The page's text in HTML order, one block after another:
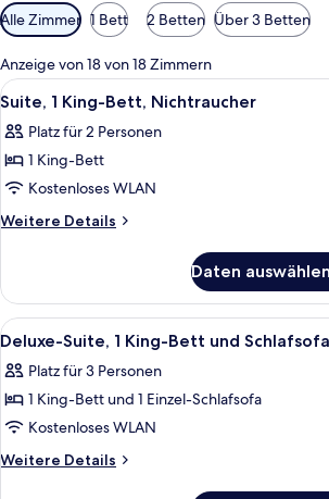
Verfügbare
Filter
für
Zimmer
Alle Zimmer 1 Bett 2 Betten Über 3 Betten
Anzeige von 18 von 18 Zimmern
Alle
Fotos
für
Suite,
1 King-
Bett,
Ein
9
Suite, 1 King-Bett, Nichtraucher
Platz für 2 Personen
1 King-Bett
Kostenloses WLAN
Weitere Details
Weitere
1 King-
Bett,
Nichtraucher
Daten
Alle
Fotos
für
Deluxe-
Suite,
1 King-
Ein
11
Deluxe-Suite, 1 King-Bett und Schlafsofa
Platz für 3 Personen
1 King-Bett und 1 Einzel-Schlafsofa
Kostenloses WLAN
Weitere Details
Weitere